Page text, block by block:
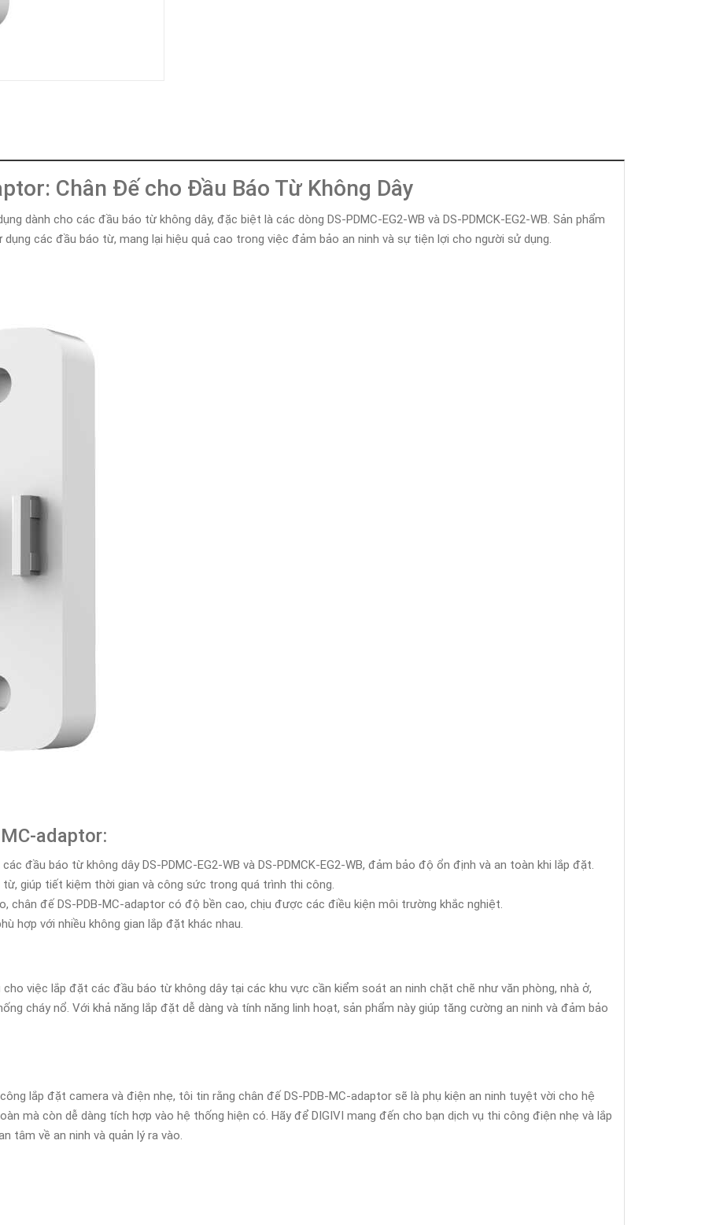
Faster
FASTER
HUAWEI
Chân Đế cho Đầu Báo Từ Không Dây
dành cho các đầu báo từ không dây, đặc biệt là các dòng DS-PDMC-EG2-WB và DS-PDMCK-EG2-WB. Sản phẩm
các đầu báo từ, mang lại hiệu quả cao trong việc đảm bảo an ninh và sự tiện lợi cho người sử dụng.
adaptor:
đầu báo từ không dây DS-PDMC-EG2-WB và DS-PDMCK-EG2-WB, đảm bảo độ ổn định và an toàn khi lắp đặt.
giúp tiết kiệm thời gian và công sức trong quá trình thi công.
chân đế DS-PDB-MC-adaptor có độ bền cao, chịu được các điều kiện môi trường khắc nghiệt.
hợp với nhiều không gian lắp đặt khác nhau.
việc lắp đặt các đầu báo từ không dây tại các khu vực cần kiểm soát an ninh chặt chẽ như văn phòng, nhà ở,
cháy nổ. Với khả năng lắp đặt dễ dàng và tính năng linh hoạt, sản phẩm này giúp tăng cường an ninh và đảm bảo
lắp đặt camera và điện nhẹ, tôi tin rằng chân đế DS-PDB-MC-adaptor sẽ là phụ kiện an ninh tuyệt vời cho hệ
mà còn dễ dàng tích hợp vào hệ thống hiện có. Hãy để DIGIVI mang đến cho bạn dịch vụ thi công điện nhẹ và lắp
tâm về an ninh và quản lý ra vào.